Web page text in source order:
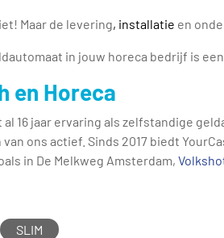
Maar de levering, installatie en
in jouw horeca bedrijf is
en Horeca
al 16 jaar ervaring als zelfstandige
ons actief. Sinds 2017 biedt
in De Melkweg Amsterdam,
SLIM